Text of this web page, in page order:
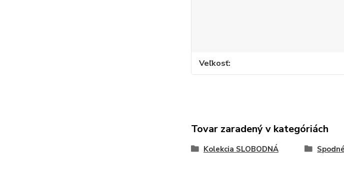
Veľkosť
Tovar zaradený v kategóriách
Kolekcia SLOBODNÁ